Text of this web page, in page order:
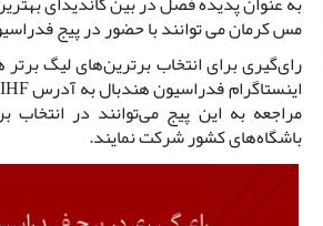
مس کرمان می توانند با حضور در پیج
مراجعه به این پیج می‌توانند در
باشگاه‌های کشور شرکت نمایند.